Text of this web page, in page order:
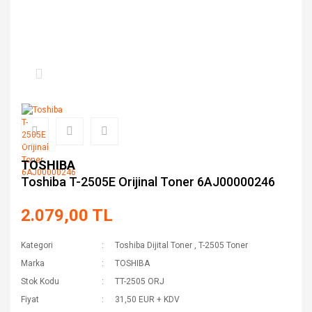
TOSHIBA
Toshiba T-2505E Orijinal Toner 6AJ00000246
2.079,00 TL
Kategori Toshiba Dijital Toner ,T-2505 Toner
Marka
TOSHIBA
Stok Kodu
TT-2505 ORJ
Fiyat
31,50 EUR + KDV